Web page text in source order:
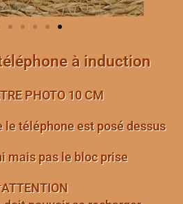
à induction
PHOTO10 CM
le téléphone est posé dessus
mais pas le bloc prise
ATTENTION